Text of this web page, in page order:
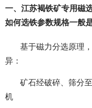
一、江苏褐铁矿专用磁
如何选铁参数规格一般
基于磁力分选原理
异：
矿石经破碎、筛分
机